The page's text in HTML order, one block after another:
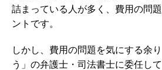
詰まっている人が多く、費用の問
ントです。
しかし、費用の問題を気にする余
う」の弁護士・司法書士に委任し